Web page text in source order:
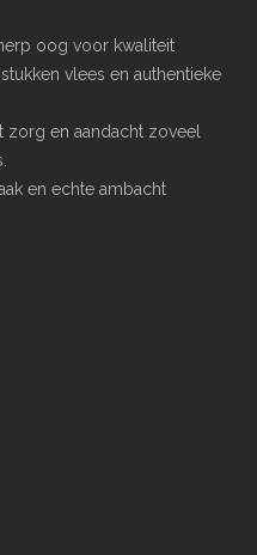
oog voor kwaliteit
vlees en authentieke
en aandacht zoveel
en echte ambacht